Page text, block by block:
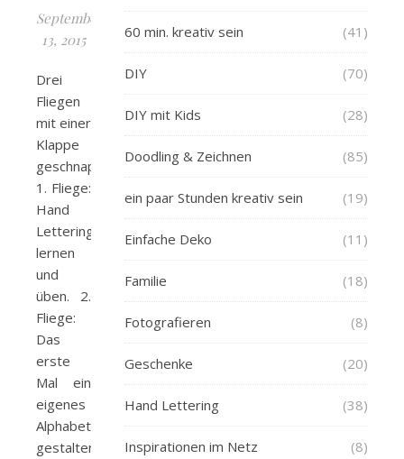
September
13, 2015
Drei
Fliegen
mit einer
Klappe
geschnappt:
1. Fliege:
Hand
Lettering
lernen
und
üben. 2.
Fliege:
Das
erste
Mal ein
eigenes
Alphabet
gestalten.
60 min. kreativ sein (41)
DIY (70)
DIY mit Kids (28)
Doodling & Zeichnen (85)
ein paar Stunden kreativ sein (19)
Einfache Deko (11)
Familie (18)
Fotografieren (8)
Geschenke (20)
Hand Lettering (38)
Inspirationen im Netz (8)